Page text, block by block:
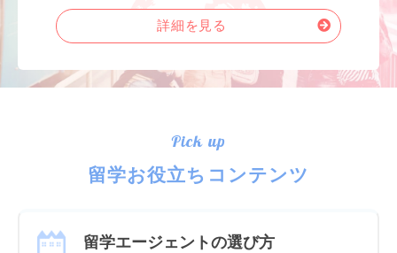
詳細を見る
Pick up
留学お役立ちコンテンツ
留学エージェントの選び方